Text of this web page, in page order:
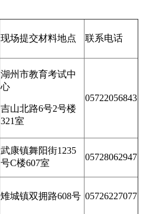
现场提交材料地点 联系电话
湖州市教育考试中
心
吉山北路6号2号楼
321室
05722056843
武康镇舞阳街1235
号C楼607室
05728062947
雉城镇双拥路608号 05726227077